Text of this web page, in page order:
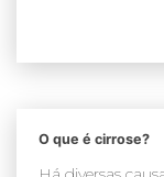
O que é cirrose?